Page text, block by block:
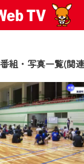
・写真一覧(関
2024/09/02
動画配信サー